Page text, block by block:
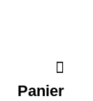
Panier